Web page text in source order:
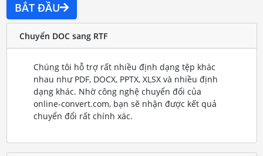
BẮT ĐẦU
Chuyển DOC sang RTF
Chúng tôi hỗ trợ rất nhiều định dạng tệp khác
nhau như PDF, DOCX, PPTX, XLSX và nhiều định
dạng khác. Nhờ công nghệ chuyển đổi của
online-convert.com, bạn sẽ nhận được kết quả
chuyển đổi rất chính xác.